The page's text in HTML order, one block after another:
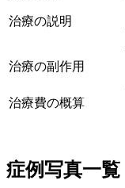
治療の説明
治療の副作用
治療費の概算
症例写真一覧